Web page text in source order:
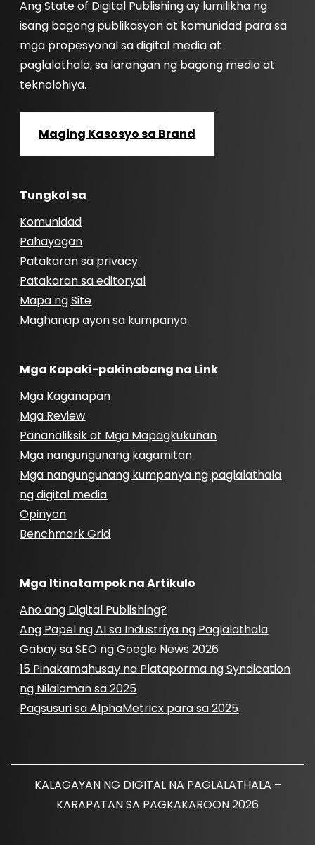
Ang State of Digital Publishing ay lumilikha ng
isang bagong publikasyon at komunidad para sa
mga propesyonal sa digital media at
paglalathala, sa larangan ng bagong media at
teknolohiya.
Maging Kasosyo sa Brand
Tungkol sa
Komunidad
Pahayagan
Patakaran sa privacy
Patakaran sa editoryal
Mapa ng Site
Maghanap ayon sa kumpanya
Mga Kapaki-pakinabang na Link
Mga Kaganapan
Mga Review
Pananaliksik at Mga Mapagkukunan
Mga nangungunang kagamitan
Mga nangungunang kumpanya ng paglalathala
ng digital media
Opinyon
Benchmark Grid
Mga Itinatampok na Artikulo
Ano ang Digital Publishing?
Ang Papel ng AI sa Industriya ng Paglalathala
Gabay sa SEO ng Google News 2026
15 Pinakamahusay na Plataporma ng Syndication
ng Nilalaman sa 2025
Pagsusuri sa AlphaMetricx para sa 2025
KALAGAYAN NG DIGITAL NA PAGLALATHALA –
KARAPATAN SA PAGKAKAROON 2026